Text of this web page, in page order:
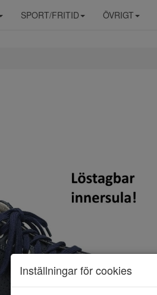
SPORT/FRITID ÖVRIGT
Inställningar för cookies